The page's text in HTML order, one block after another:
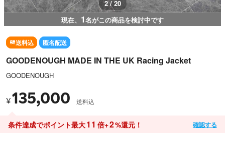
2 / 20
現在、 1名がこの商品を検討中です
送料込 匿名配送
GOODENOUGH MADE IN THE UK Racing Jacket
GOODENOUGH
¥135,000 送料込
条件達成でポイント最大11 倍+2%還元！ 確認する